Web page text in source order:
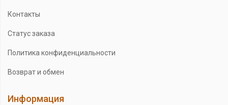
Контакты
Статус заказа
Политика конфиденциальности
Возврат и обмен
Информация